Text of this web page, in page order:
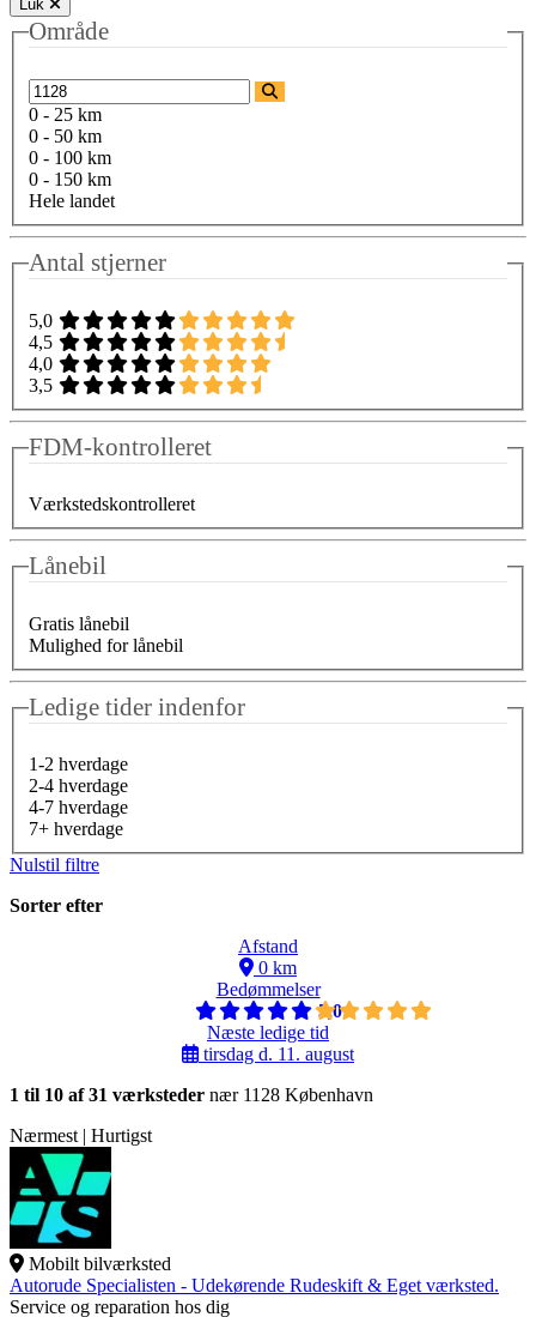
Luk
Område
0 - 25 km
0 - 50 km
0 - 100 km
0 - 150 km
Hele landet
Antal stjerner
5,0
4,5
4,0
3,5
FDM-kontrolleret
Værkstedskontrolleret
Lånebil
Gratis lånebil
Mulighed for lånebil
Ledige tider indenfor
1-2 hverdage
2-4 hverdage
4-7 hverdage
7+ hverdage
Nulstil filtre
Sorter efter
Afstand
0 km
Bedømmelser
5,0
Næste ledige tid
tirsdag d. 11. august
1 til 10 af 31 værksteder nær 1128 København
Nærmest | Hurtigst
Mobilt bilværksted
Autorude Specialisten - Udekørende Rudeskift & Eget værksted.
Service og reparation hos dig